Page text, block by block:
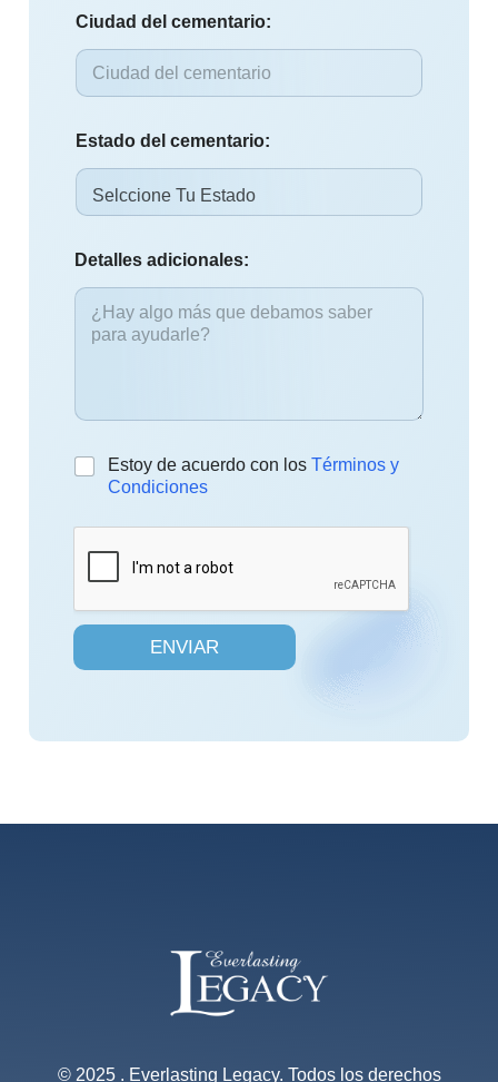
Ciudad del cementario:
Estado del cementario:
Detalles adicionales:
C
c
x
e
*
Estoy de acuerdo con los Términos y
Condiciones
ENVIAR
© 2025 . Everlasting Legacy. Todos los derechos